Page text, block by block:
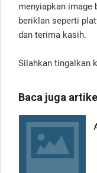
menyiapkan image
beriklan seperti
dan terima kasih.
Silahkan tingalkan